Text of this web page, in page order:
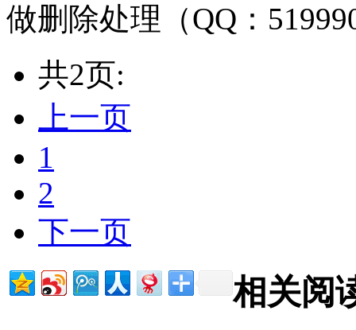
做删除处理（QQ：
共2页:
上一页
1
2
下一页
相关阅